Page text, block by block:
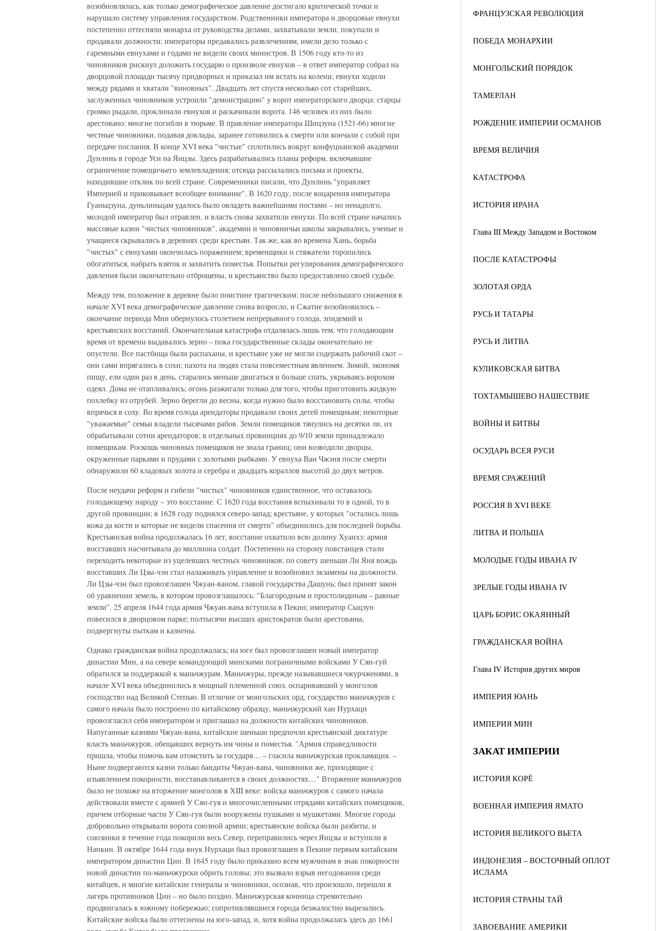
ФРАНЦУЗСКАЯ РЕВОЛЮЦИЯ
ПОБЕДА МОНАРХИИ
МОНГОЛЬСКИЙ ПОРЯДОК
ТАМЕРЛАН
РОЖДЕНИЕ ИМПЕРИИ ОСМАНОВ
ВРЕМЯ ВЕЛИЧИЯ
КАТАСТРОФА
ИСТОРИЯ ИРАНА
Глава III Между Западом и Востоком
ПОСЛЕ КАТАСТРОФЫ
ЗОЛОТАЯ ОРДА
РУСЬ И ТАТАРЫ
РУСЬ И ЛИТВА
КУЛИКОВСКАЯ БИТВА
ТОХТАМЫШЕВО НАШЕСТВИЕ
ВОЙНЫ И БИТВЫ
ОСУДАРЬ ВСЕЯ РУСИ
ВРЕМЯ СРАЖЕНИЙ
РОССИЯ В XVI ВЕКЕ
ЛИТВА И ПОЛЬША
МОЛОДЫЕ ГОДЫ ИВАНА IV
ЗРЕЛЫЕ ГОДЫ ИВАНА IV
ЦАРЬ БОРИС ОКАЯННЫЙ
ГРАЖДАНСКАЯ ВОЙНА
Глава IV Иcтория других миров
ИМПЕРИЯ ЮАНЬ
ИМПЕРИЯ МИН
ЗАКАТ ИМПЕРИИ
ИСТОРИЯ КОРЁ
ВОЕННАЯ ИМПЕРИЯ ЯМАТО
ИСТОРИЯ ВЕЛИКОГО ВЬЕТА
ИНДОНЕЗИЯ – ВОСТОЧНЫЙ ОПЛОТ
ИСЛАМА
ИСТОРИЯ СТРАНЫ ТАЙ
ЗАВОЕВАНИЕ АМЕРИКИ
возобновлялась, как только демографическое давление достигало критической точки и
нарушало систему управления государством. Родственники императора и дворцовые евнухи
постепенно оттесняли монарха от руководства делами, захватывали земли, покупали и
продавали должности; императоры предавались развлечениям, имели дело только с
гаремными евнухами и годами не видели своих министров. В 1506 году кто-то из
чиновников рискнул доложить государю о произволе евнухов – в ответ император собрал на
дворцовой площади тысячу придворных и приказал им встать на колени; евнухи ходили
между рядами и хватали "виновных". Двадцать лет спустя несколько сот старейших,
заслуженных чиновников устроили "демонстрацию" у ворот императорского дворца: старцы
громко рыдали, проклинали евнухов и раскачивали ворота. 146 человек из них было
арестовано; многие погибли в тюрьме. В правление императора Шицзуна (1521-66) многие
честные чиновники, подавая доклады, заранее готовились к смерти или кончали с собой при
передаче послания. В конце ХVI века "чистые" сплотились вокруг конфуцианской академии
Дунлинь в городе Уси на Янцзы. Здесь разрабатывались планы реформ, включавшие
ограничение помещичьего землевладения; отсюда рассылались письма и проекты,
находившие отклик по всей стране. Современники писали, что Дунлинь "управляет
Империей и приковывает всеобщее внимание". В 1620 году, после воцарения императора
Гуаньцзуна, дуньлиньцам удалось было овладеть важнейшими постами – но ненадолго,
молодой император был отравлен, и власть снова захватили евнухи. По всей стране начались
массовые казни "чистых чиновников", академии и чиновничьи школы закрывались, ученые и
учащиеся скрывались в деревнях среди крестьян. Так же, как во времена Хань, борьба
"чистых" с евнухами окончилась поражением; временщики и стяжатели торопились
обогатиться, набрать взяток и захватить поместья. Попытки регулирования демографического
давления были окончательно отброшены, и крестьянство было предоставлено своей судьбе.
Между тем, положение в деревне было поистине трагическим: после небольшого снижения в
начале ХVI века демографическое давление снова возросло, и Сжатие возобновилось –
окончание периода Мин обернулось столетием непрерывного голода, эпидемий и
крестьянских восстаний. Окончательная катастрофа отдалялась лишь тем, что голодающим
время от времени выдавалось зерно – пока государственные склады окончательно не
опустели. Все пастбища были распаханы, и крестьяне уже не могли содержать рабочий скот –
они сами впрягались в сохи; пахота на людях стала повсеместным явлением. Зимой, экономя
пищу, ели один раз в день, старались меньше двигаться и больше спать, укрываясь ворохом
одеял. Дома не отапливались; огонь разжигали только для того, чтобы приготовить жидкую
похлебку из отрубей. Зерно берегли до весны, когда нужно было восстановить силы, чтобы
впрячься в соху. Во время голода арендаторы продавали своих детей помещикам; некоторые
"уважаемые" семьи владели тысячами рабов. Земли помещиков тянулись на десятки ли, их
обрабатывали сотни арендаторов; в отдельных провинциях до 9/10 земли принадлежало
помещикам. Роскошь чиновных помещиков не знала границ; они возводили дворцы,
окруженные парками и прудами с золотыми рыбками. У евнуха Ван Чжэня после смерти
обнаружили 60 кладовых золота и серебра и двадцать кораллов высотой до двух метров.
После неудачи реформ и гибели "чистых" чиновников единственное, что оставалось
голодающему народу – это восстание. С 1620 года восстания вспыхивали то в одной, то в
другой провинции; в 1628 году поднялся северо-запад; крестьяне, у которых "остались лишь
кожа да кости и которые не видели спасения от смерти" объединились для последней борьбы.
Крестьянская война продолжалась 16 лет, восстание охватило всю долину Хуанхэ; армия
восставших насчитывала до миллиона солдат. Постепенно на сторону повстанцев стали
переходить некоторые из уцелевших честных чиновников; по совету шеньши Ли Яня вождь
восставших Ли Цзы-чэн стал налаживать управление и возобновил экзамены на должности.
Ли Цзы-чэн был провозглашен Чжуан-ваном, главой государства Дашунь; был принят закон
об уравнении земель, в котором провозглашалось: "Благородным и простолюдинам – равные
земли". 25 апреля 1644 года армия Чжуан-вана вступила в Пекин; император Сыцзун
повесился в дворцовом парке; полтысячи высших аристократов были арестованы,
подвергнуты пыткам и казнены.
Однако гражданская война продолжалась; на юге был провозглашен новый император
династии Мин, а на севере командующий минскими пограничными войсками У Сян-гуй
обратился за поддержкой к маньчжурам. Маньчжуры, прежде называвшиеся чжурчженями, в
начале ХVI века объединились в мощный племенной союз, оспаривавший у монголов
господство над Великой Степью. В отличие от монгольских орд, государство маньчжуров с
самого начала было построено по китайскому образцу, маньчжурский хан Нурхаци
провозгласил себя императором и приглашал на должности китайских чиновников.
Напуганные казнями Чжуан-вана, китайские шеньши предпочли крестьянской диктатуре
власть маньчжуров, обещавших вернуть им чины и поместья. "Армия справедливости
пришла, чтобы помочь вам отомстить за государя… – гласила маньчжурская прокламация. –
Ныне подвергаются казни только бандиты Чжуан-вана, чиновники же, приходящие с
изъявлением покорности, восстанавливаются в своих должностях…" Вторжение маньчжуров
было не похоже на вторжение монголов в ХIII веке: войска маньчжуров с самого начала
действовали вместе с армией У Сян-гуя и многочисленными отрядами китайских помещиков,
причем отборные части У Сян-гуя были вооружены пушками и мушкетами. Многие города
добровольно открывали ворота союзной армии; крестьянские войска были разбиты, и
союзники в течение года покорили весь Север, переправились через Янцзы и вступили в
Нанкин. В октябре 1644 года внук Нурхаци был провозглашен в Пекине первым китайским
императором династии Цин. В 1645 году было приказано всем мужчинам в знак покорности
новой династии по-маньчжурски обрить головы; это вызвало взрыв негодования среди
китайцев, и многие китайские генералы и чиновники, осознав, что произошло, перешли в
лагерь противников Цин – но было поздно. Маньчжурская конница стремительно
продвигалась к южному побережью; сопротивлявшиеся города безжалостно вырезались.
Китайские войска были оттеснены на юго-запад, и, хотя война продолжалась здесь до 1661